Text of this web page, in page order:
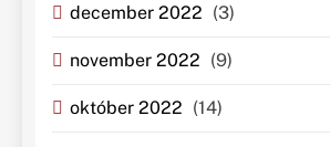
december 2022 (3)
november 2022 (9)
október 2022 (14)